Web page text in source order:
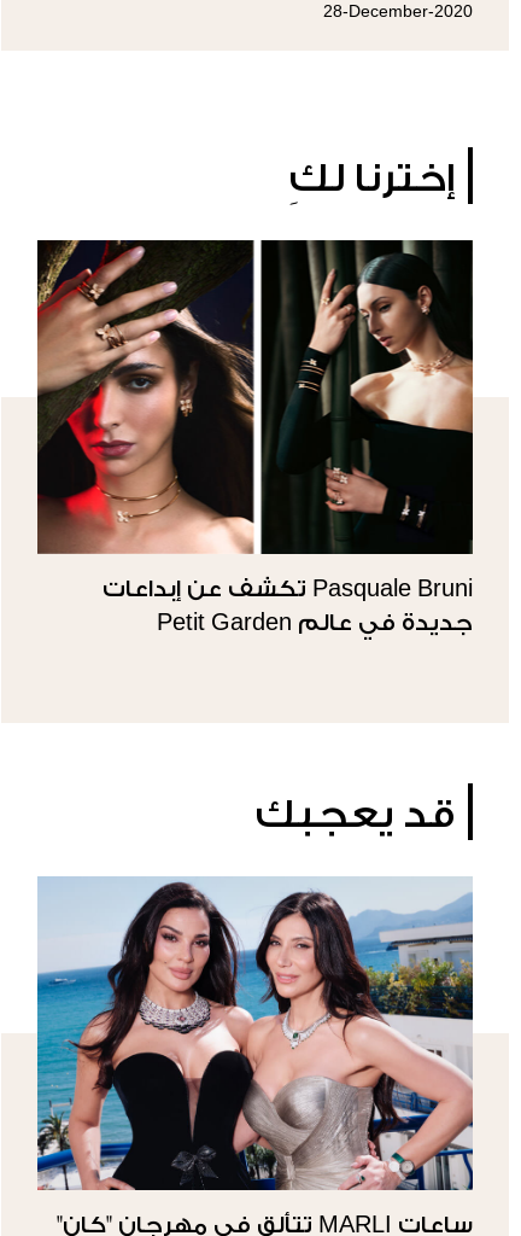
28-December-2020
إخترنا لكِ
Pasquale Bruni تكشف عن إبداعات
جديدة في عالم Petit Garden
قد يعجبك
ساعات MARLI تتألق في مهرجان "كان"